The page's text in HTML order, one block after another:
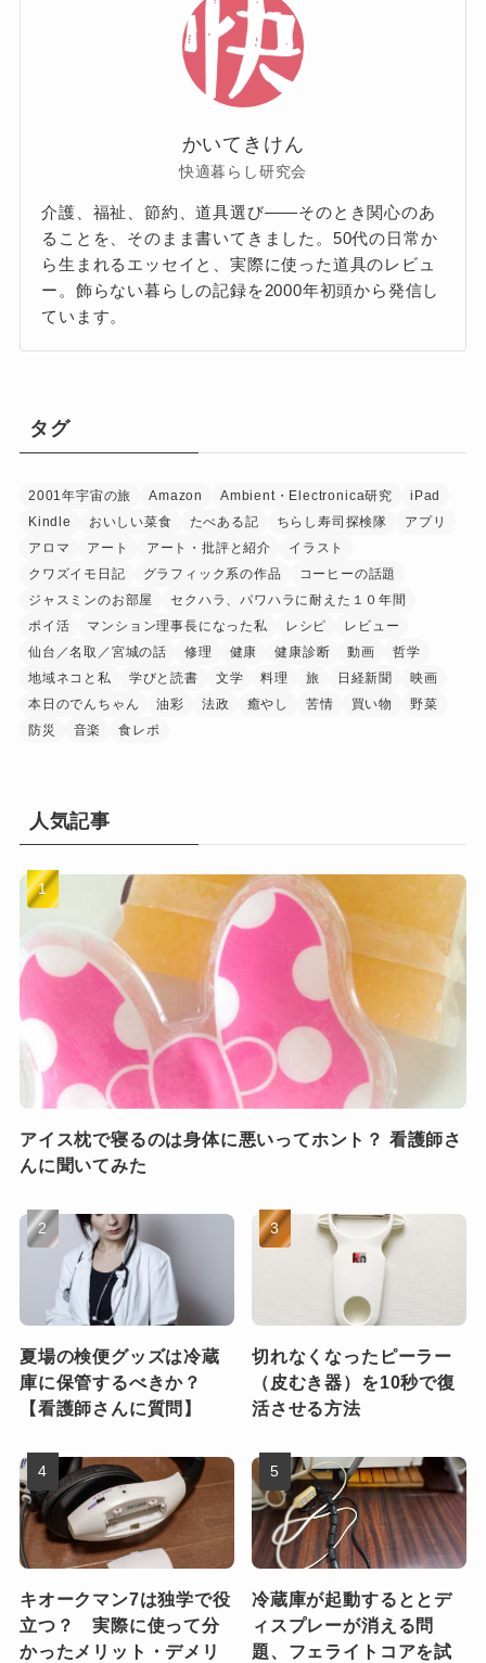
かいてきけん
快適暮らし研究会
介護、福祉、節約、道具選び——そのとき関心のあ
ることを、そのまま書いてきました。50代の日常か
ら生まれるエッセイと、実際に使った道具のレビュ
ー。飾らない暮らしの記録を2000年初頭から発信し
ています。
タグ
2001年宇宙の旅 Amazon Ambient・Electronica研究
iPad
Kindle
おいしい菜食 たべある記 ちらし寿司探検隊
アプリ
アロマ
アート アート・批評と紹介
イラスト
クワズイモ日記
グラフィック系の作品
コーヒーの話題
ジャスミンのお部屋
セクハラ、パワハラに耐えた１０年間
ポイ活
マンション理事長になった私 レシピ
レビュー
仙台／名取／宮城の話
修理 健康 健康診断 動画
哲学
地域ネコと私
学びと読書 文学 料理 旅 日経新聞
映画
本日のでんちゃん
油彩 法政 癒やし 苦情 買い物
野菜
防災
音楽 食レポ
人気記事
アイス枕で寝るのは身体に悪いってホント？ 看護師さ
んに聞いてみた
夏場の検便グッズは冷蔵
庫に保管するべきか？
【看護師さんに質問】
切れなくなったピーラー
（皮むき器）を10秒で復
活させる方法
キオークマン7は独学で役
立つ？ 実際に使って分
かったメリット・デメリ
冷蔵庫が起動するととデ
ィスプレーが消える問
題、フェライトコアを試